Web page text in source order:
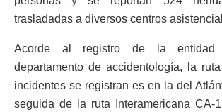
trasladadas a diversos centros
Acorde al registro de la
departamento de accidentología, la
incidentes se registran es en la del
seguida de la ruta Interamericana CA-